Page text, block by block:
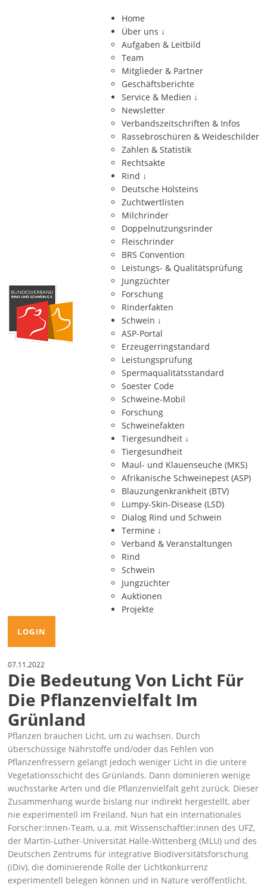
Home
Über uns ↓
Aufgaben & Leitbild
Team
Mitglieder & Partner
Geschäftsberichte
Service & Medien ↓
Newsletter
Verbandszeitschriften & Infos
Rassebroschüren & Weideschilder
Zahlen & Statistik
Rechtsakte
Rind ↓
Deutsche Holsteins
Zuchtwertlisten
Milchrinder
Doppelnutzungsrinder
Fleischrinder
BRS Convention
Leistungs- & Qualitätsprüfung
Jungzüchter
Forschung
Rinderfakten
Schwein ↓
ASP-Portal
Erzeugerringstandard
Leistungsprüfung
Spermaqualitätsstandard
Soester Code
Schweine-Mobil
Forschung
Schweinefakten
Tiergesundheit ↓
Tiergesundheit
Maul- und Klauenseuche (MKS)
Afrikanische Schweinepest (ASP)
Blauzungenkrankheit (BTV)
Lumpy-Skin-Disease (LSD)
Dialog Rind und Schwein
Termine ↓
Verband & Veranstaltungen
Rind
Schwein
Jungzüchter
Auktionen
Projekte
LOGIN
07.11.2022
Die Bedeutung Von Licht Für
Die Pflanzenvielfalt Im
Grünland
Pflanzen brauchen Licht, um zu wachsen. Durch
überschüssige Nährstoffe und/oder das Fehlen von
Pflanzenfressern gelangt jedoch weniger Licht in die untere
Vegetationsschicht des Grünlands. Dann dominieren wenige
wuchsstarke Arten und die Pflanzenvielfalt geht zurück. Dieser
Zusammenhang wurde bislang nur indirekt hergestellt, aber
nie experimentell im Freiland. Nun hat ein internationales
Forscher:innen-Team, u.a. mit Wissenschaftler:innen des UFZ,
der Martin-Luther-Universität Halle-Wittenberg (MLU) und des
Deutschen Zentrums für integrative Biodiversitätsforschung
(iDiv), die dominierende Rolle der Lichtkonkurrenz
experimentell belegen können und in Nature veröffentlicht.